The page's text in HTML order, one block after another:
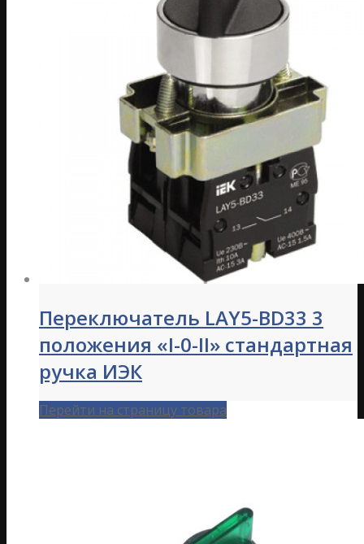
Переключатель LAY5-BD33 3
положения «I-0-II» стандартная
ручка ИЭК
Перейти на страницу товара